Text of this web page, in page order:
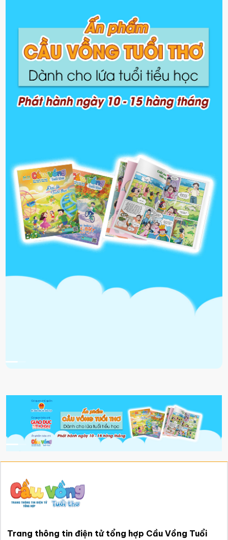
Trang thông tin điện tử tổng hợp Cầu Vồng Tuổi